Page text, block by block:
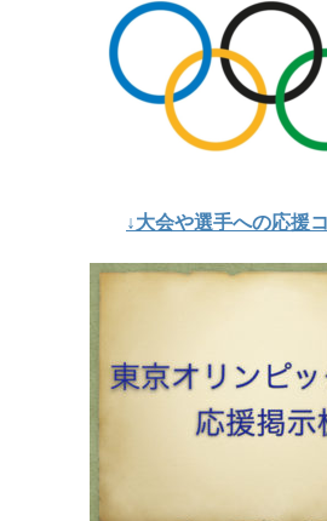
↓大会や選手への応援